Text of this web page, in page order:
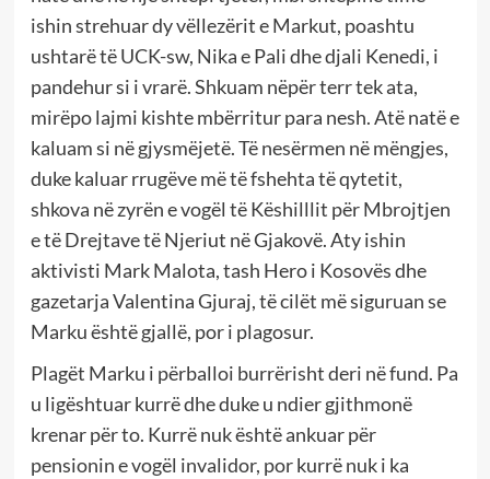
ishin strehuar dy vëllezërit e Markut, poashtu
ushtarë të UCK-sw, Nika e Pali dhe djali Kenedi, i
pandehur si i vrarë. Shkuam nëpër terr tek ata,
mirëpo lajmi kishte mbërritur para nesh. Atë natë e
kaluam si në gjysmëjetë. Të nesërmen në mëngjes,
duke kaluar rrugëve më të fshehta të qytetit,
shkova në zyrën e vogël të Këshilllit për Mbrojtjen
e të Drejtave të Njeriut në Gjakovë. Aty ishin
aktivisti Mark Malota, tash Hero i Kosovës dhe
gazetarja Valentina Gjuraj, të cilët më siguruan se
Marku është gjallë, por i plagosur.
Plagët Marku i përballoi burrërisht deri në fund. Pa
u ligështuar kurrë dhe duke u ndier gjithmonë
krenar për to. Kurrë nuk është ankuar për
pensionin e vogël invalidor, por kurrë nuk i ka